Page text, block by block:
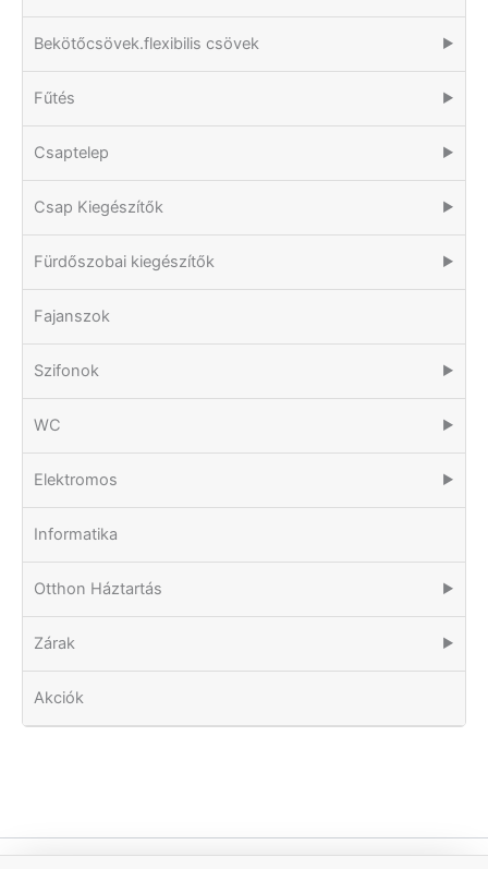
Bekötőcsövek.flexibilis csövek ▶
Fűtés ▶
Csaptelep ▶
Csap Kiegészítők ▶
Fürdőszobai kiegészítők ▶
Fajanszok
Szifonok ▶
WC ▶
Elektromos ▶
Informatika
Otthon Háztartás ▶
Zárak ▶
Akciók